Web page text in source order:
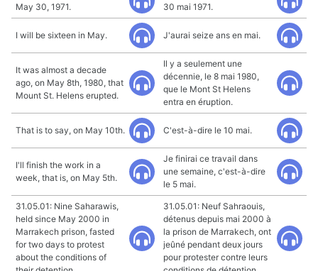
May 30, 1971.
30 mai 1971.
I will be sixteen in May. J'aurai seize ans en mai.
It was almost a decade
ago, on May 8th, 1980, that
Mount St. Helens erupted.
Il y a seulement une
décennie, le 8 mai 1980,
que le Mont St Helens
entra en éruption.
That is to say, on May 10th. C'est-à-dire le 10 mai.
I'll finish the work in a
week, that is, on May 5th.
Je finirai ce travail dans
une semaine, c'est-à-dire
le 5 mai.
31.05.01: Nine Saharawis,
held since May 2000 in
Marrakech prison, fasted
for two days to protest
about the conditions of
31.05.01: Neuf Sahraouis,
détenus depuis mai 2000 à
la prison de Marrakech, ont
jeûné pendant deux jours
pour protester contre leurs